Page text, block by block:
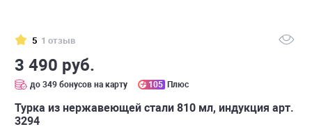
5 1 отзыв
3 490 руб.
до 349 бонусов на карту 105 Плюс
Турка из нержавеющей стали 810 мл, индукция арт.
3294